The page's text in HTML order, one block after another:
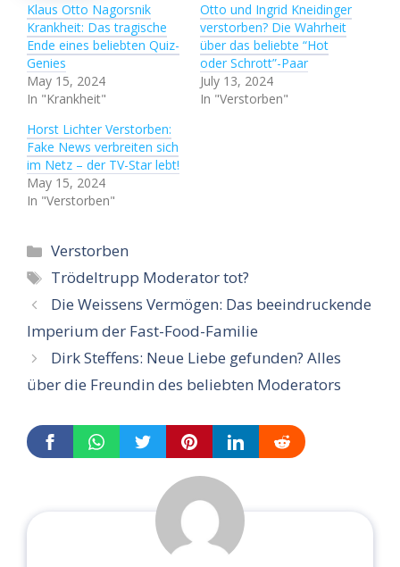
Klaus Otto Nagorsnik
Krankheit: Das tragische
Ende eines beliebten Quiz-
Genies
May 15, 2024
In "Krankheit"
Otto und Ingrid Kneidinger
verstorben? Die Wahrheit
über das beliebte “Hot
oder Schrott”-Paar
July 13, 2024
In "Verstorben"
Horst Lichter Verstorben:
Fake News verbreiten sich
im Netz – der TV-Star lebt!
May 15, 2024
In "Verstorben"
Categories
Verstorben
Tags
Trödeltrupp Moderator tot?
Die Weissens Vermögen: Das beeindruckende
Imperium der Fast-Food-Familie
Dirk Steffens: Neue Liebe gefunden? Alles
über die Freundin des beliebten Moderators